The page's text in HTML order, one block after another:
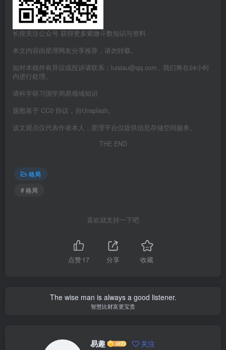
长按关注公众号 获得更多紫微斗数知识与资料
本文内容由星理网友分享推荐，请勿转载。
如对本稿件有异议或投诉请联系：luislau@qq.com，我们将在24小时
内进行处理。
请科学研习国学周易领域知识
题图基于 CC0 协议，自Unsplash。
该文观点仅代表作者本人，星理平台仅提供信息存储空间服务。
THE END
格局
# 格局
喜欢就支持一下吧
点赞17 分享 收藏
The wise man is always a good listener.
智慧比财富更宝贵
易趣 关注